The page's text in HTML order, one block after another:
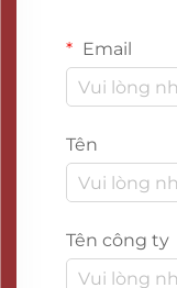
Email
Tên
Tên công ty